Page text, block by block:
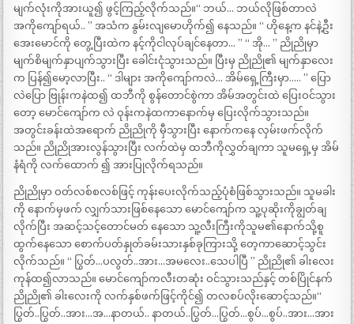
မျက်လုံးကိုအားယူ၍ ဖွင့်ကြည့်လိုက်သည်။“ ဘယ်… ဘယ်လိုဖြစ်တာလဲ
အကိုကျော်ရယ်.. ” အသံက နွမ်းလျမောဟိုက်၍ နေသည်။ “ ဟိုနေ့က နင်နဲ့ဦး
အေးမောင်ကို တွေ့ပြီးထဲက နင့်ကိုငါလုပ်ချင်နေတာ… ” “ အို… ” ညိုညိုမှာ
မျက်စိမျက်နှာပျက်သွားပြီး ခေါင်းငုံသွားသည်။ ပြီးမှ ညိုညို၏ မျက်နှာလေး
က ပြန်၍မော့လာပြီး.. “ ဒါများ အကိုကျော်ကလဲ… အိမ်ရှေ့ကြီးမှာ….. ” ပြော
လဲပြော ဗြုန်းကနဲထ၍ ထဘီကို စွန်တောင်စွဲကာ အိမ်အတွင်းထဲ ပြေးဝင်သွား
တော့ မောင်ကျော်က လဲ ဝုန်းကနဲထကာနောက်မှ ပြေးလိုက်သွားသည်။
အတွင်းခန်းထဲအရောက် ညိုညိုကို မှီသွားပြီး နောက်ကနေ လှမ်းဖက်လိုက်
သည်။ ညိုညိုအားလွန်သွားပြီး လက်ထဲမှ ထဘီကိုလွှတ်ချကာ သူမရှေ့မှ အိမ်
နံရံကို လက်ထောက် ၍ အားပြုလိုက်ရသည်။
ညိုညိုမှာ ဝတ်လစ်စလစ်ဖြင့် ကုန်းပေးလိုက်သည့်ပုံစံဖြစ်သွားသည်။ သူမခါး
ကို နောက်မှဖက် လျှက်သားဖြစ်နေသော မောင်ကျော်က သူ့ပုဆိုးကိုချွတ်ချ
လိုက်ပြီး အဆင့်သင့်တောင်မတ် နေသော သူ့လီးကြီးကိုသူမ၏နောက်သို့စူ
ထွက်နေသော စောက်ပတ်နှုတ်ခမ်းသားနှစ်ခုကြားသို့ တေ့ကာဆောင့်သွင်း
လိုက်သည်။ “ ပြွတ်…ပလွတ်..အား…အမလေး..သေပါပြီ ” ညိုညို၏ ခါးလေး
ကုန်ထ၍လာသည်။ မောင်ကျော်ကလီးတဆုံး ဝင်သွားသည်နှင့် တစ်ပြိုင်နက်
ညိုညို၏ ခါးလေးကို လက်နှစ်ဖက်ဖြင့်ကိုင်၍ တလစပ်လိုးဆောင့်သည်။“
ပြွတ်..ပြွတ်..အား…အ…နာတယ်.. နာတယ်..ပြွတ်…ပြွတ်…စွပ်…စွပ်..အား…အား